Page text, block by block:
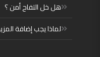
هل خل التفاح أمن ؟
لماذا يجب إضافة